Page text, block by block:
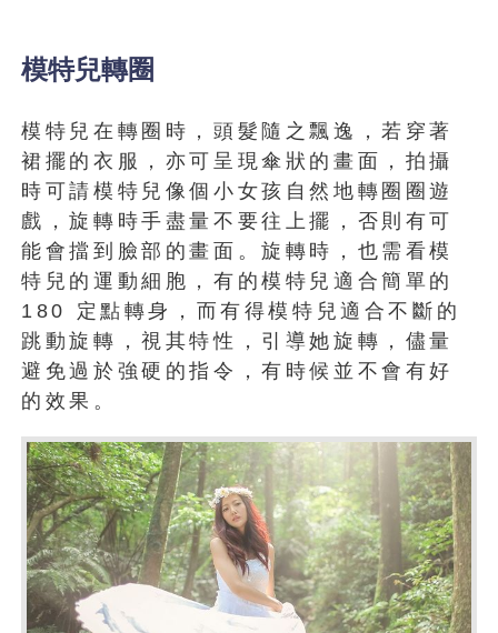
模特兒轉圈
模特兒在轉圈時，頭髮隨之飄逸，若穿著
裙擺的衣服，亦可呈現傘狀的畫面，拍攝
時可請模特兒像個小女孩自然地轉圈圈遊
戲，旋轉時手盡量不要往上擺，否則有可
能會擋到臉部的畫面。旋轉時，也需看模
特兒的運動細胞，有的模特兒適合簡單的
180 定點轉身，而有得模特兒適合不斷的
跳動旋轉，視其特性，引導她旋轉，儘量
避免過於強硬的指令，有時候並不會有好
的效果。